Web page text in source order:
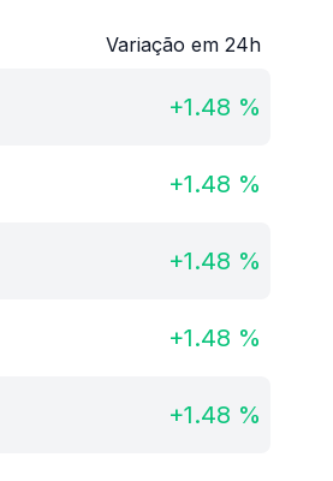
Variação em 24h
+1.48 %
+1.48 %
+1.48 %
+1.48 %
+1.48 %